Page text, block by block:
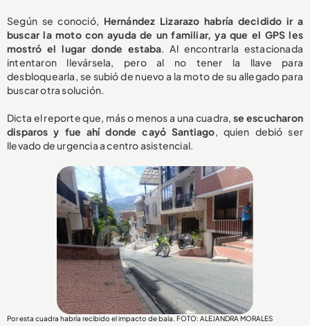
Según se conoció, Hernández Lizarazo habría decidido ir a
buscar la moto con ayuda de un familiar, ya que el GPS les
mostró el lugar donde estaba . Al encontrarla estacionada
intentaron llevársela, pero al no tener la llave para
desbloquearla, se subió de nuevo a la moto de su allegado para
buscar otra solución.
Dicta el reporte que, más o menos a una cuadra, se escucharon
disparos y fue ahí donde cayó Santiago , quien debió ser
llevado de urgencia a centro asistencial.
Por esta cuadra habría recibido el impacto de bala. FOTO: ALEJANDRA MORALES